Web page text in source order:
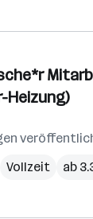
Heizung)
Vollzeit ab